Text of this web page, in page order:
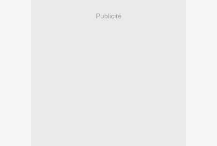
Publicité